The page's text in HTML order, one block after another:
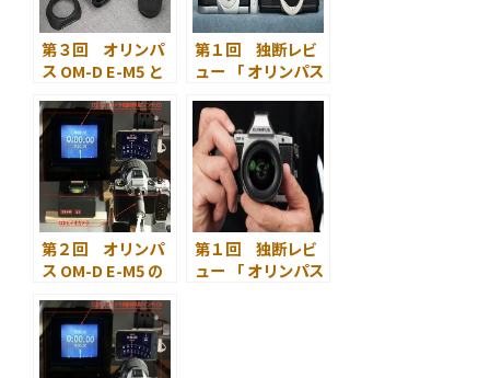
第３回 オリンパ
ス OM-D E-M5 と
第１回 独断レビ
ュー 「 オリンパス
第２回 オリンパ
ス OM-D E-M5 の
第１回 独断レビ
ュー 「 オリンパス